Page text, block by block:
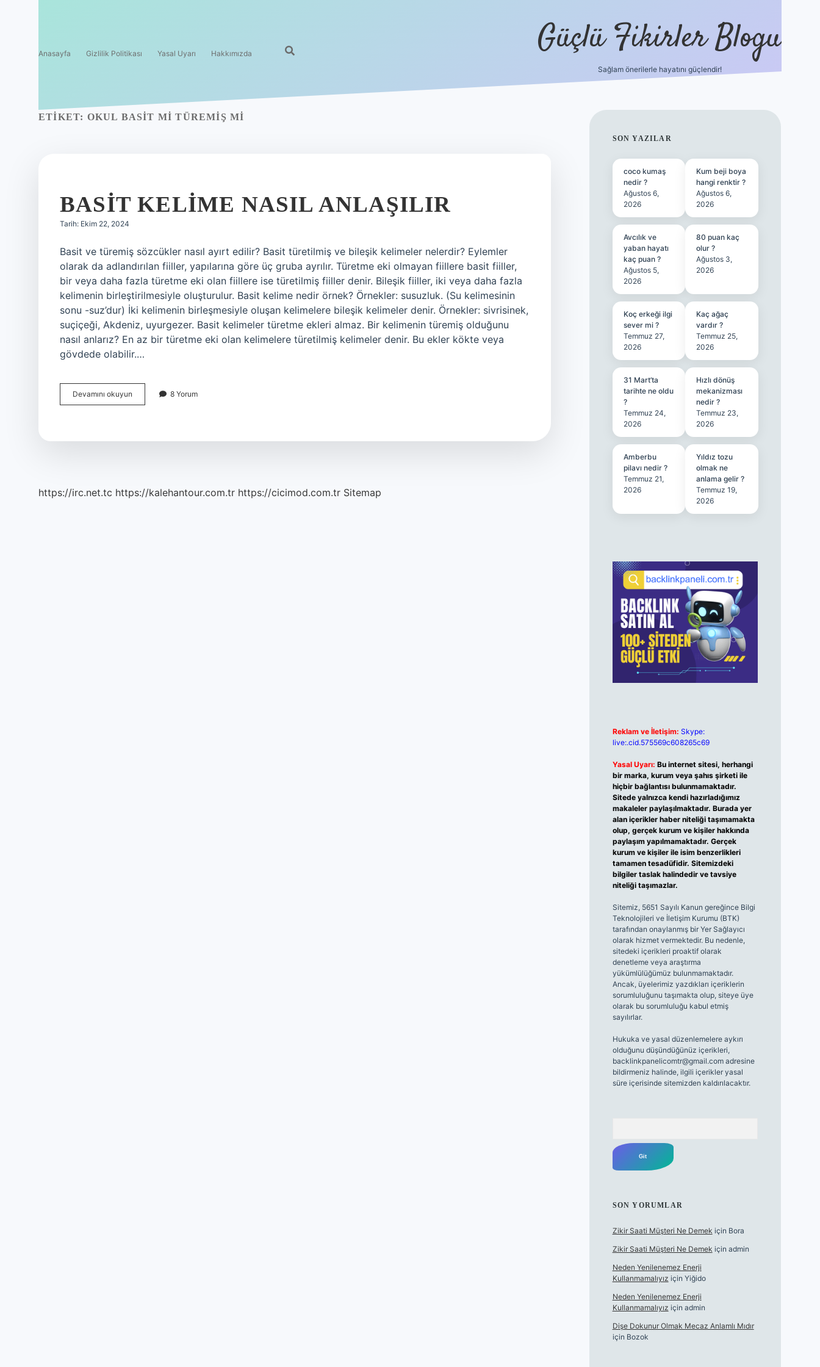
Anasayfa Gizlilik Politikası Yasal Uyarı Hakkımızda Güçlü Fikirler Blogu
Sağlam önerilerle hayatını güçlendir!
ETIKET: OKUL BASIT MI TÜREMIŞ MI
BASIT KELIME NASIL ANLAŞILIR
Tarih: Ekim 22, 2024
Basit ve türemiş sözcükler nasıl ayırt edilir? Basit türetilmiş ve bileşik kelimeler nelerdir? Eylemler
olarak da adlandırılan fiiller, yapılarına göre üç gruba ayrılır. Türetme eki olmayan fiillere basit fiiller,
bir veya daha fazla türetme eki olan fiillere ise türetilmiş fiiller denir. Bileşik fiiller, iki veya daha fazla
kelimenin birleştirilmesiyle oluşturulur. Basit kelime nedir örnek? Örnekler: susuzluk. (Su kelimesinin
sonu -suz’dur) İki kelimenin birleşmesiyle oluşan kelimelere bileşik kelimeler denir. Örnekler: sivrisinek,
suçiçeği, Akdeniz, uyurgezer. Basit kelimeler türetme ekleri almaz. Bir kelimenin türemiş olduğunu
nasıl anlarız? En az bir türetme eki olan kelimelere türetilmiş kelimeler denir. Bu ekler kökte veya
gövdede olabilir.…
Devamını okuyun
Kelime
8 Yorum
https://irc.net.tc https://kalehantour.com.tr https://cicimod.com.tr Sitemap
SIDEBAR
SON YAZILAR
coco kumaş
nedir ?
Ağustos 6,
2026
Kum beji boya
hangi renktir ?
Ağustos 6,
2026
Avcılık ve
yaban hayatı
kaç puan ?
Ağustos 5,
2026
80 puan kaç
olur ?
Ağustos 3,
2026
Koç erkeği ilgi
sever mi ?
Temmuz 27,
2026
Kaç ağaç
vardır ?
Temmuz 25,
2026
31 Mart’ta
tarihte ne oldu
?
Temmuz 24,
2026
Hızlı dönüş
mekanizması
nedir ?
Temmuz 23,
2026
Amberbu
pilavı nedir ?
Temmuz 21,
2026
Yıldız tozu
olmak ne
anlama gelir ?
Temmuz 19,
2026
Reklam ve İletişim: Skype:
live:.cid.575569c608265c69
Yasal Uyarı: Bu internet sitesi, herhangi
bir marka, kurum veya şahıs şirketi ile
hiçbir bağlantısı bulunmamaktadır.
Sitede yalnızca kendi hazırladığımız
makaleler paylaşılmaktadır. Burada yer
alan içerikler haber niteliği taşımamakta
olup, gerçek kurum ve kişiler hakkında
paylaşım yapılmamaktadır. Gerçek
kurum ve kişiler ile isim benzerlikleri
tamamen tesadüfidir. Sitemizdeki
bilgiler taslak halindedir ve tavsiye
niteliği taşımazlar.
Sitemiz, 5651 Sayılı Kanun gereğince Bilgi
Teknolojileri ve İletişim Kurumu (BTK)
tarafından onaylanmış bir Yer Sağlayıcı
olarak hizmet vermektedir. Bu nedenle,
sitedeki içerikleri proaktif olarak
denetleme veya araştırma
yükümlülüğümüz bulunmamaktadır.
Ancak, üyelerimiz yazdıkları içeriklerin
sorumluluğunu taşımakta olup, siteye üye
olarak bu sorumluluğu kabul etmiş
sayılırlar.
Hukuka ve yasal düzenlemelere aykırı
olduğunu düşündüğünüz içerikleri,
backlinkpanelicomtr@gmail.comadresine
bildirmeniz halinde, ilgili içerikler yasal
süre içerisinde sitemizden kaldırılacaktır.
SON YORUMLAR
Zikir Saati Müşteri Ne Demek için Bora
Zikir Saati Müşteri Ne Demek için admin
Neden Yenilenemez Enerji
Kullanmamalıyız için Yiğido
Neden Yenilenemez Enerji
Kullanmamalıyız için admin
Dişe Dokunur Olmak Mecaz Anlamlı Mıdır
için Bozok
ilbet bahis sitesi